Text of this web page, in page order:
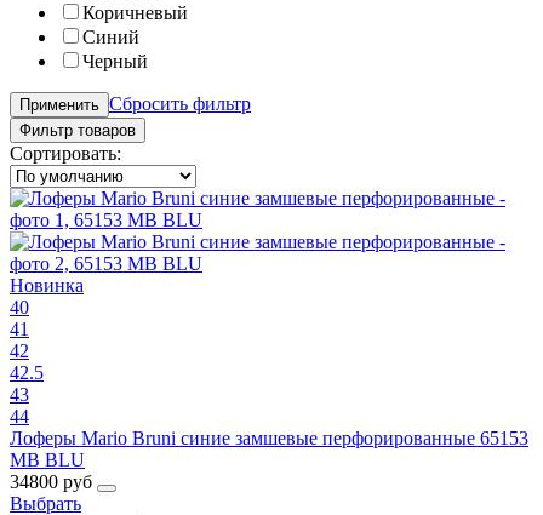
Коричневый
Синий
Черный
Применить Сбросить фильтр
Фильтр товаров
Сортировать:
Новинка
40
41
42
42.5
43
44
Лоферы Mario Bruni синие замшевые перфорированные 65153
MB BLU
34800 руб
Выбрать